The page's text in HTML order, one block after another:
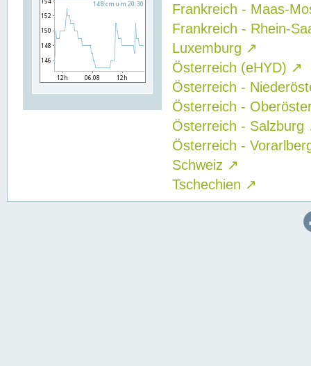
Frankreich - Maas-
Frankreich - Rhein-
Luxemburg ↗
Österreich (eHYD) ↗
Österreich -
Österreich -
Österreich - Salzburg
Österreich -
Schweiz ↗
Tschechien ↗